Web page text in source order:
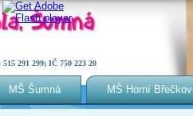
291 299; IČ 750 223 20
MŠ Šumná MŠ Horní Břečkov